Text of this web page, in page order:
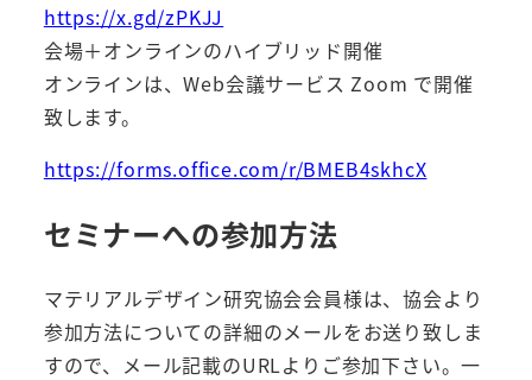
https://x.gd/zPKJJ
会場＋オンラインのハイブリッド開催
オンラインは、Web会議サービス Zoom で開催
致します。
https://forms.office.com/r/BMEB4skhcX
セミナーへの参加方法
マテリアルデザイン研究協会会員様は、協会より
参加方法についての詳細のメールをお送り致しま
すので、メール記載のURLよりご参加下さい。一